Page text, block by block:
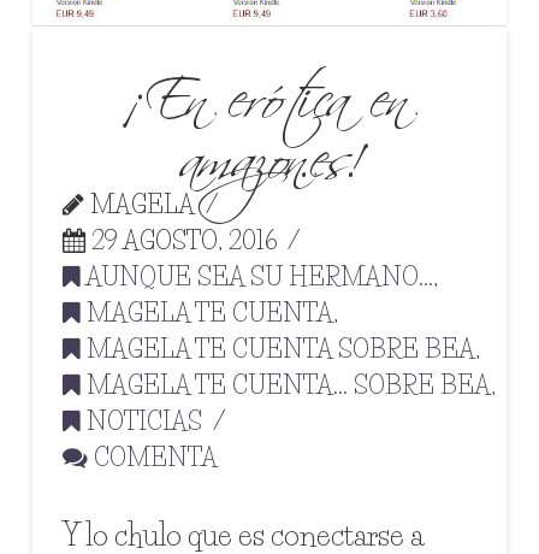
¡En erótica en
amazon.es!
MAGELA
29 AGOSTO, 2016
AUNQUE SEA SU HERMANO...,
MAGELA TE CUENTA,
MAGELA TE CUENTA SOBRE BEA,
MAGELA TE CUENTA... SOBRE BEA,
NOTICIAS
COMENTA
Y lo chulo que es conectarse a